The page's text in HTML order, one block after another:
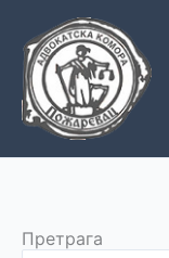
садржај
Претрага